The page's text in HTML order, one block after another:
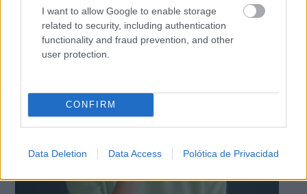
I want to allow Google to enable storage
related to security, including authentication
functionality and fraud prevention, and other
user protection.
CONFIRM
Data Deletion Data Access Polótica de Privacidad
No son populares, pero sí extraordinariamente